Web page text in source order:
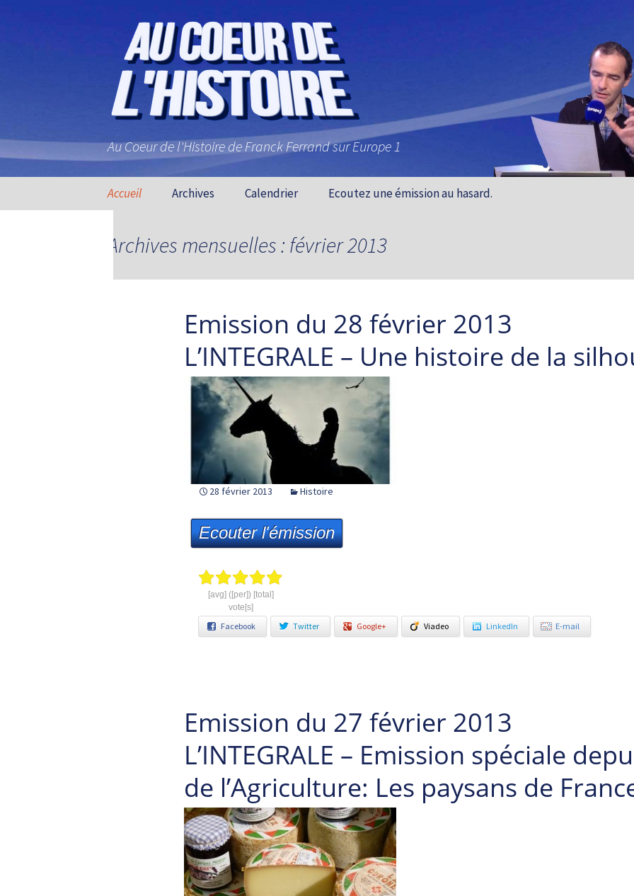
Au Coeur de l'Histoire de Franck Ferrand sur Europe 1
Aller au contenu principal
Accueil Archives Calendrier Ecoutez une émission au hasard.
Archives mensuelles : février 2013
Emission du 28 février 2013
L’INTEGRALE – Une histoire de la
28 février 2013 Histoire
Ecouter l'émission
[avg] ([per]) [total]
vote[s]
Facebook Twitter Google+ Viadeo LinkedIn E-mail
Emission du 27 février 2013
L’INTEGRALE – Emission spéciale
de l’Agriculture: Les paysans de